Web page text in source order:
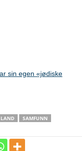
sin egen «jødiske
SAMFUNN